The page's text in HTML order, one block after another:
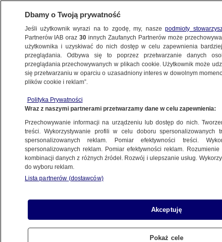
ŚWIAT
zjednoczone". Lider Szkockiego rządu chce
niepodległości
Oprac.Michał Malinowski
10.05.2026, 07:04
Posłuchaj artykułu
Dbamy o Twoją prywatność
Jeśli użytkownik wyrazi na to zgodę, my, naszepodmioty
Partnerów IAB oraz30 innych Zaufanych Partnerów może
użytkownika i uzyskiwać do nich dostęp w celu zapewnienia
przeglądania. Odbywa się to poprzez przetwarzanie danych
przeglądania przechowywanych w plikach cookie. Użytkownik może
się przetwarzaniu w oparciu o uzasadniony interes w dowolnym
plików cookie i reklam”.
Polityka Prywatności
Wraz z naszymi partnerami przetwarzamy dane w celu zapewnienia:
Przechowywanie informacji na urządzeniu lub dostęp do nich.
treści. Wykorzystywanie profili w celu doboru spersonalizowanych
spersonalizowanych reklam. Pomiar efektywności treści.
spersonalizowanych reklam. Pomiar efektywności reklam.
kombinacji danych z różnych źródeł. Rozwój i ulepszanie usług.
do wyboru reklam.
Lista partnerów (dostawców)
Akceptuję
Pokaż cele